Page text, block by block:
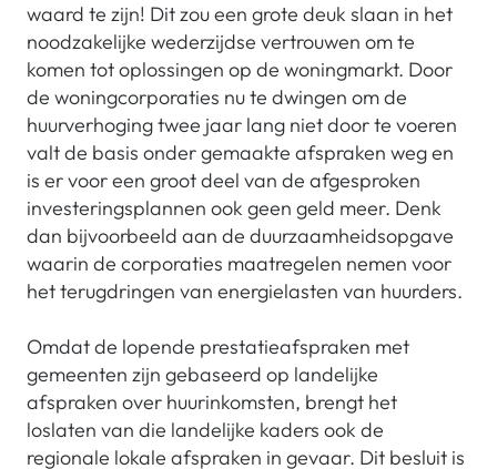
waard te zijn! Dit zou een grote deuk slaan in het
noodzakelijke wederzijdse vertrouwen om te
komen tot oplossingen op de woningmarkt. Door
de woningcorporaties nu te dwingen om de
huurverhoging twee jaar lang niet door te voeren
valt de basis onder gemaakte afspraken weg en
is er voor een groot deel van de afgesproken
investeringsplannen ook geen geld meer. Denk
dan bijvoorbeeld aan de duurzaamheidsopgave
waarin de corporaties maatregelen nemen voor
het terugdringen van energielasten van huurders.
Omdat de lopende prestatieafspraken met
gemeenten zijn gebaseerd op landelijke
afspraken over huurinkomsten, brengt het
loslaten van die landelijke kaders ook de
regionale lokale afspraken in gevaar. Dit besluit is